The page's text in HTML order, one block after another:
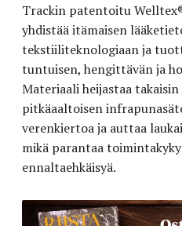
Trackin patentoitu
yhdistää itämaisen
tekstiiliteknologiaan ja
tuntuisen, hengittävän ja
Materiaali heijastaa
pitkäaaltoisen
verenkiertoa ja auttaa
mikä parantaa
ennaltaehkäisyä.